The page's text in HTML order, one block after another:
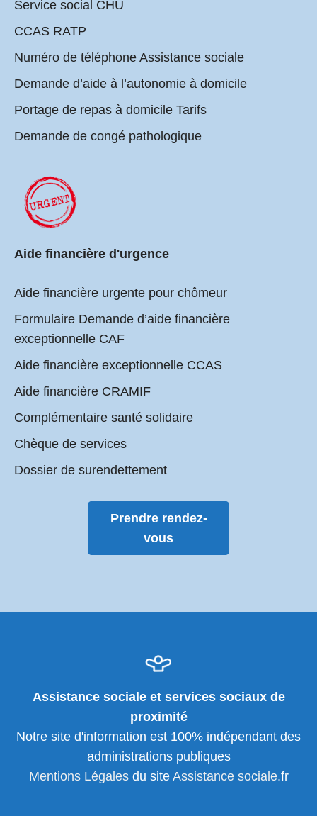
Service social CHU
CCAS RATP
Numéro de téléphone Assistance sociale
Demande d’aide à l’autonomie à domicile
Portage de repas à domicile Tarifs
Demande de congé pathologique
Aide financière d'urgence
Aide financière urgente pour chômeur
Formulaire Demande d’aide financière
exceptionnelle CAF
Aide financière exceptionnelle CCAS
Aide financière CRAMIF
Complémentaire santé solidaire
Chèque de services
Dossier de surendettement
Prendre rendez-
vous
Assistance sociale et services sociaux de
proximité
Notre site d'information est 100% indépendant des
administrations publiques
Mentions Légalesdu site Assistance sociale.fr